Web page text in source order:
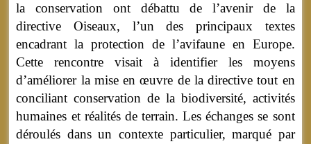
la conservation ont débattu de l’avenir de la
directive Oiseaux, l’un des principaux textes
encadrant la protection de l’avifaune en Europe.
Cette rencontre visait à identifier les moyens
d’améliorer la mise en œuvre de la directive tout en
conciliant conservation de la biodiversité, activités
humaines et réalités de terrain. Les échanges se sont
déroulés dans un contexte particulier, marqué par